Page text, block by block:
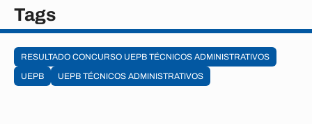
Tags
RESULTADO CONCURSO UEPB TÉCNICOS ADMINISTRATIVOS
UEPB
UEPB TÉCNICOS ADMINISTRATIVOS